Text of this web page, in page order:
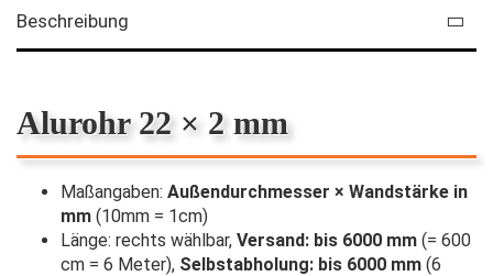
Beschreibung
Alurohr 22 × 2 mm
Maßangaben: Außendurchmesser × Wandstärke in
mm (10mm = 1cm)
Länge: rechts wählbar, Versand: bis 6000 mm (= 600
cm = 6 Meter), Selbstabholung: bis 6000 mm (6